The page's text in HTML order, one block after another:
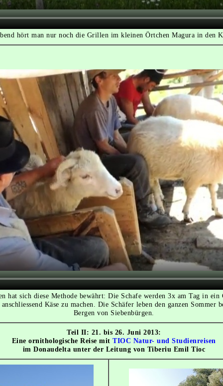
hört man nur noch die Grillen im kleinen Örtchen Magura in den
hat sich diese Methode bewährt: Die Schafe werden 3x am Tag in
Käse zu machen. Die Schäfer leben den ganzen Sommer
Bergen von Siebenbürgen.
Teil II: 21. bis 26. Juni 2013:
Eine ornithologische Reise mitTIOC Natur- und Studienreisen
im Donaudelta unter der Leitung von Tiberiu Emil Tioc